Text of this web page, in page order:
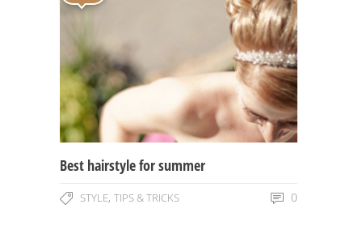
Best hairstyle for summer
STYLE, TIPS & TRICKS 0